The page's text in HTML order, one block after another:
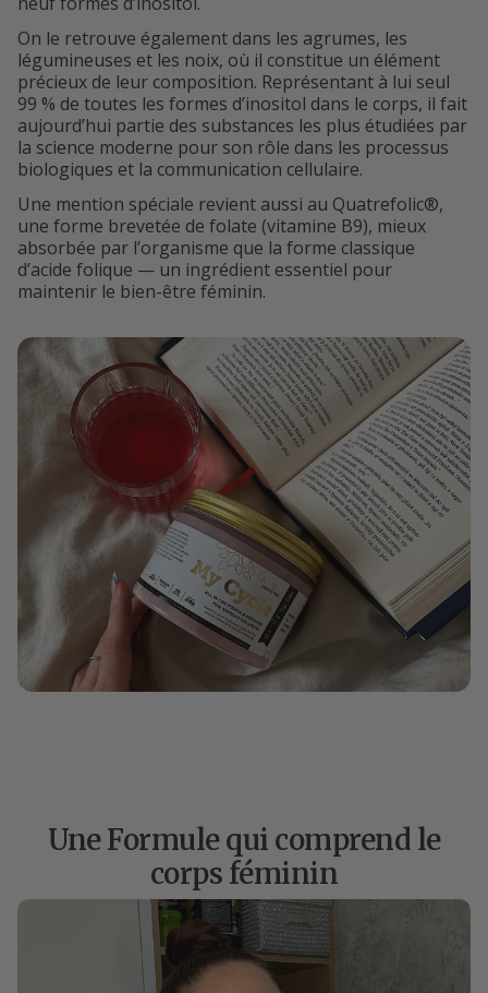
On le retrouve également dans les agrumes, les
légumineuses et les noix, où il constitue un élément
précieux de leur composition. Représentant à lui seul
99 % de toutes les formes d’inositol dans le corps, il fait
aujourd’hui partie des substances les plus étudiées par
la science moderne pour son rôle dans les processus
biologiques et la communication cellulaire.
Une mention spéciale revient aussi au Quatrefolic®,
une forme brevetée de folate (vitamine B9), mieux
absorbée par l’organisme que la forme classique
d’acide folique — un ingrédient essentiel pour
maintenir le bien-être féminin.
Une Formule qui comprend le
corps féminin